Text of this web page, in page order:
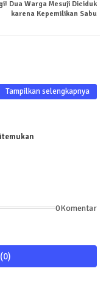
Dua Warga Mesuji Diciduk
karena Kepemilikan Sabu
Tampilkan selengkapnya
0Komentar